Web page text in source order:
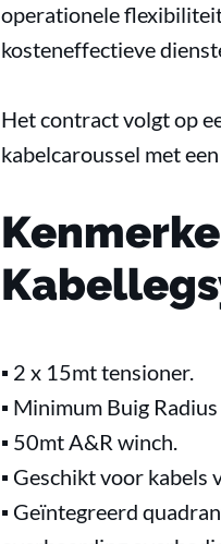
operationele
kosteneffectieve
Het contract volgt op
kabelcaroussel met
▪ 2 x 15mt tensioner.
▪ Minimum Buig
▪ 50mt A&R winch.
▪ Geschikt voor
▪ Geïntegreerd